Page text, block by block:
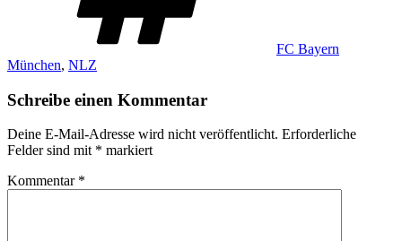
FC Bayern
München, NLZ
Schreibe einen Kommentar
Deine E-Mail-Adresse wird nicht veröffentlicht. Erforderliche
Felder sind mit * markiert
Kommentar *